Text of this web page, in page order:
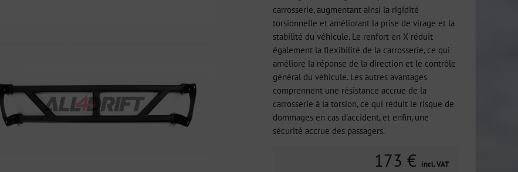
carrosserie, augmentant ainsi la rigidité
torsionnelle et améliorant la prise de virage et la
stabilité du véhicule. Le renfort en X réduit
également la flexibilité de la carrosserie, ce qui
améliore la réponse de la direction et le contrôle
général du véhicule. Les autres avantages
comprennent une résistance accrue de la
carrosserie à la torsion, ce qui réduit le risque de
dommages en cas d'accident, et enfin, une
sécurité accrue des passagers.
173 € incl. VAT